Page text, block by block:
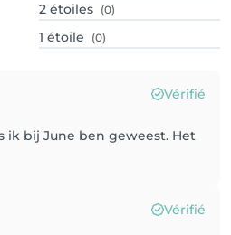
2 étoiles (0)
1 étoile (0)
Vérifié
ik bij June ben geweest. Het
Vérifié